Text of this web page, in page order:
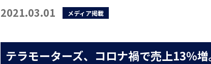
2021.03.01 メディア掲載
テラモーターズ、コロナ禍で売上13％